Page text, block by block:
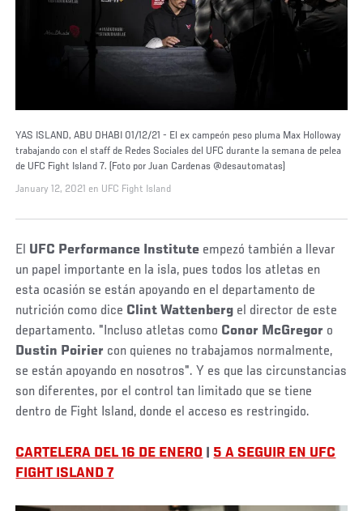
YAS ISLAND, ABU DHABI 01/12/21 - El ex campeón peso pluma Max Holloway
trabajando con el staff de Redes Sociales del UFC durante la semana de pelea
de UFC Fight Island 7. (Foto por Juan Cardenas @desautomatas)
January 12, 2021 en UFC Fight Island
El UFC Performance Institute empezó también a llevar
un papel importante en la isla, pues todos los atletas en
esta ocasión se están apoyando en el departamento de
nutrición como dice Clint Wattenberg el director de este
departamento. "Incluso atletas como Conor McGregor o
Dustin Poirier con quienes no trabajamos normalmente,
se están apoyando en nosotros". Y es que las circunstancias
son diferentes, por el control tan limitado que se tiene
dentro de Fight Island, donde el acceso es restringido.
CARTELERA DEL 16 DE ENERO
5 A SEGUIR EN UFC
FIGHT ISLAND 7